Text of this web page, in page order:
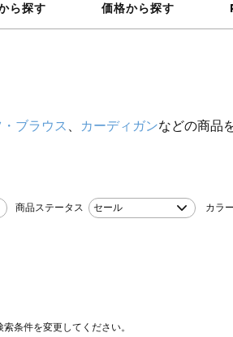
ら探す 価格から探す
ブラウス カーディガンなどの商品
商品ステータス セール カラー
条件を変更してください。